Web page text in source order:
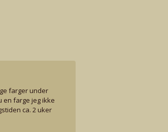
farger under
en farge jeg ikke
ca. 2 uker